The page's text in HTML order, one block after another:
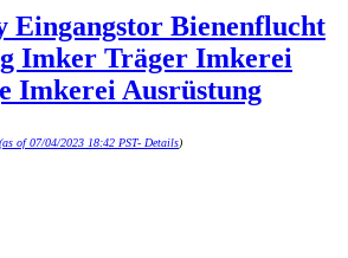
Eingangstor Bienenflucht
Imker Träger Imkerei
Imkerei Ausrüstung
of 07/04/2023 18:42 PST- Details)